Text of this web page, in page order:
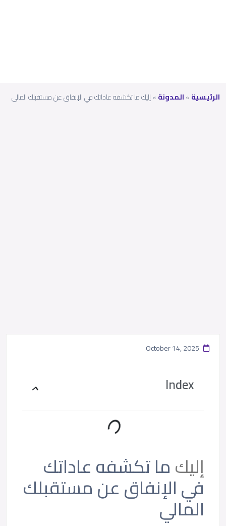
الرئيسية»المدونة»إليك ما تكشفه عاداتك في الإنفاق عن مستقبلك المالي
Index
إليكما تكشفه عاداتك
في الإنفاق عن مستقبلك
المالي